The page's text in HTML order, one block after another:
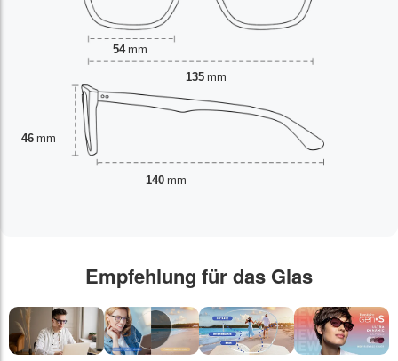
54 mm
46 mm
135 mm
140 mm
Empfehlung für das Glas